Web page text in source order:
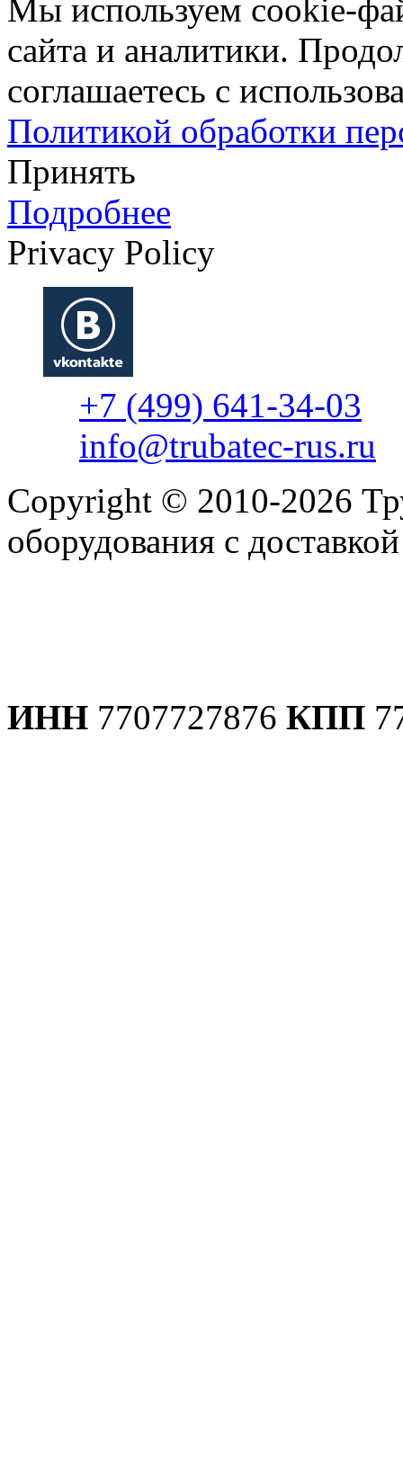
Мы используем cookie-
сайта и аналитики.
соглашаетесь с
Политикой обработки
Принять
Подробнее
Privacy Policy
+7 (499) 641-34-03
info@trubatec-rus.ru
Copyright © 2010-2026
оборудования с
ИНН 7707727876 КПП